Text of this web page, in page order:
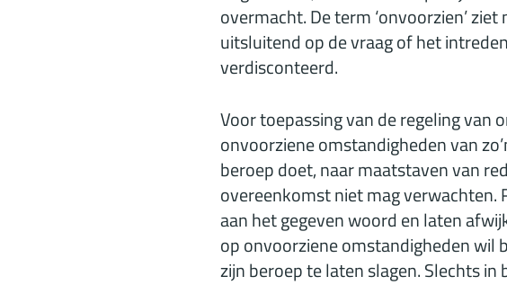
overmacht. De term ‘onvoorzien’
uitsluitend op de vraag of het
verdisconteerd.
Voor toepassing van de regeling van
onvoorziene omstandigheden van
beroep doet, naar maatstaven van
overeenkomst niet mag verwachten.
aan het gegeven woord en laten
op onvoorziene omstandigheden wil
zijn beroep te laten slagen. Slechts